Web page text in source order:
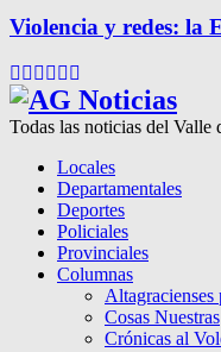
Violencia y redes: la
Facebook
Twitter
Instagram
Pinterest
Google
Todas las noticias del Valle
Locales
Departamentales
Deportes
Policiales
Provinciales
Columnas
Cosas Nuestras
Crónicas al